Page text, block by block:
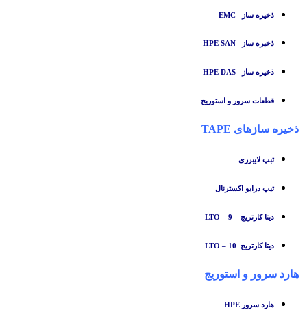
ذخیره ساز
ذخیره ساز HPE SAN
ذخیره ساز HPE DAS
قطعات سرور و استوریج
ذخیره سازهای TAPE
تبپ لایبرری
تیپ درایو اکسترنال
دیتا کارتریج LTO – 9
دیتا کارتریج LTO – 10
هارد سرور و استوریج
هارد سرور HPE